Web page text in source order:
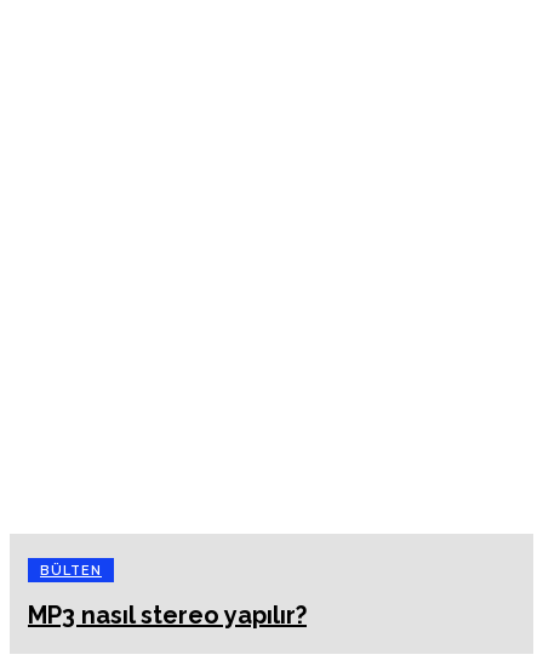
BÜLTEN
MP3 nasıl stereo yapılır?